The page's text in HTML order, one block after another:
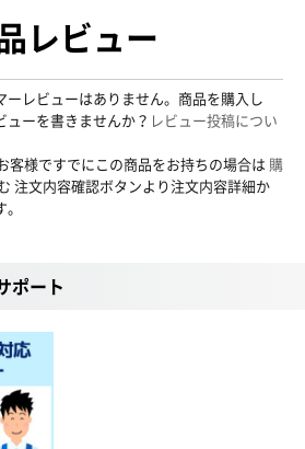
レビュー
ーレビューはありません。商品を購入し
ーを書きませんか？ レビュー投稿につい
客様ですでにこの商品をお持ちの場合は 購
注文内容確認ボタンより注文内容詳細か
ポート